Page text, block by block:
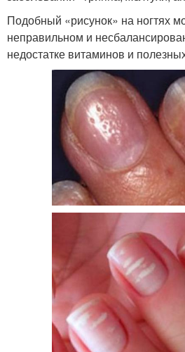
Подобный «рисунок» на ногтях
неправильном и
недостатке витаминов и